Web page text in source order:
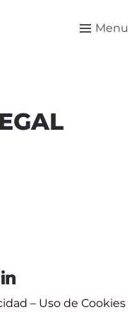
Menu
– Uso de Cookies